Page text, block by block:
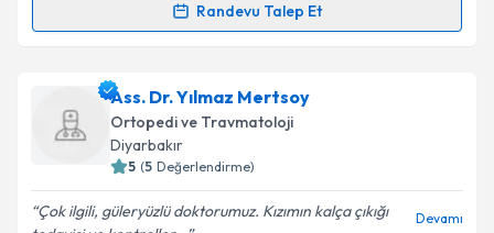
Randevu Talep Et
takvim hazırlandığında e-posta ile bilgilendireceğiz.
E-posta Adresiniz
Ass. Dr. Yılmaz Mertsoy
Ortopedi ve Travmatoloji
Diyarbakır
5 (5 Değerlendirme)
Çok ilgili, güleryüzlü doktorumuz. Kızımın kalça çıkığı
Devamı